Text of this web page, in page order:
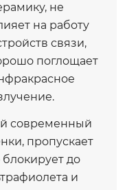
не
на работу
связи,
поглощает
современный
пропускает
блокирует до
и